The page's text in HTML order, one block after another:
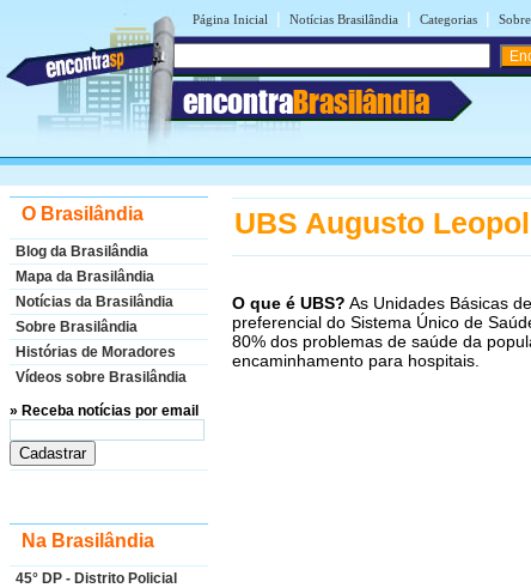
Página Inicial | Notícias Brasilândia | Categorias |
encontraBrasilândia
O Brasilândia
Blog da Brasilândia
Mapa da Brasilândia
Notícias da Brasilândia
Sobre Brasilândia
Histórias de Moradores
Vídeos sobre Brasilândia
» Receba notícias por email
Na Brasilândia
45° DP - Distrito Policial
UBS Augusto
O que é UBS? As Unidades Básicas
preferencial do Sistema Único de
80% dos problemas de saúde da
encaminhamento para hospitais.